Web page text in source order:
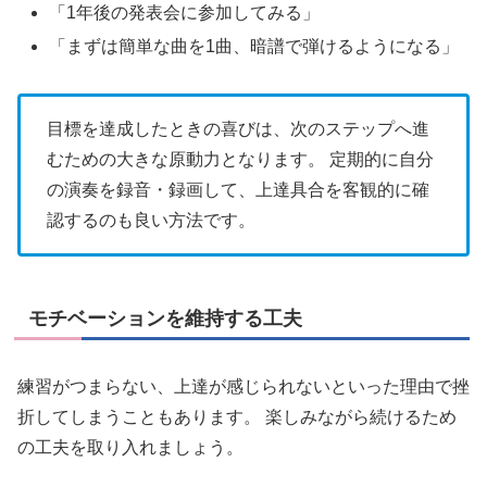
「1年後の発表会に参加してみる」
「まずは簡単な曲を1曲、暗譜で弾けるようになる」
目標を達成したときの喜びは、次のステップへ進
むための大きな原動力となります。 定期的に自分
の演奏を録音・録画して、上達具合を客観的に確
認するのも良い方法です。
モチベーションを維持する工夫
練習がつまらない、上達が感じられないといった理由で挫
折してしまうこともあります。 楽しみながら続けるため
の工夫を取り入れましょう。